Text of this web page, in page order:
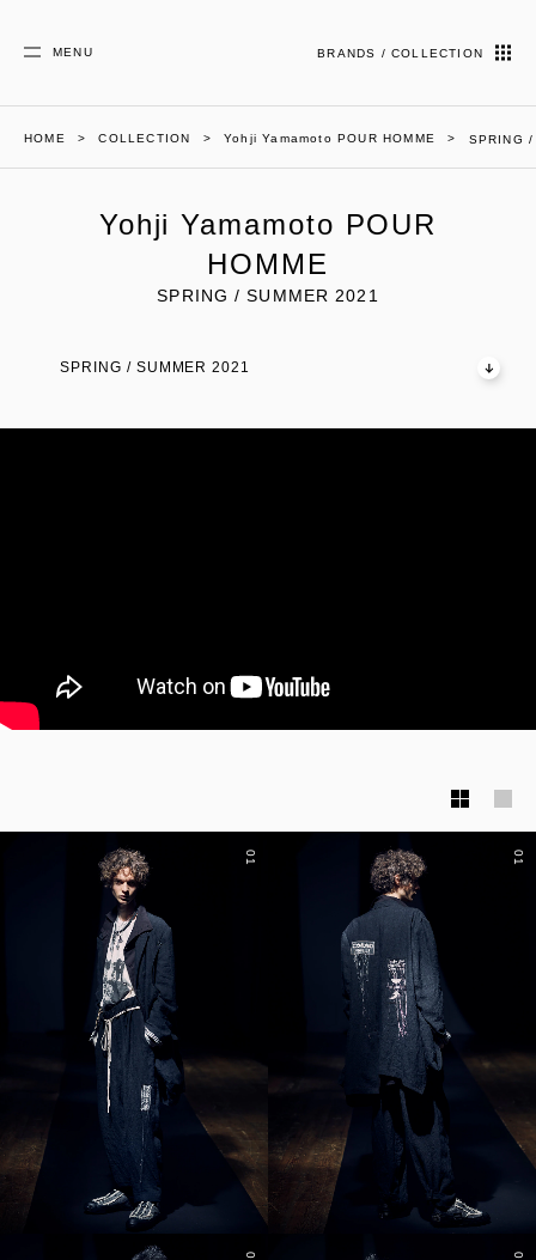
MENU BRANDS / COLLECTION
HOME COLLECTION Yohji Yamamoto POUR HOMME SPRING
Yohji Yamamoto POUR
HOMME
SPRING / SUMMER 2021
SPRING / SUMMER 2021
01 01